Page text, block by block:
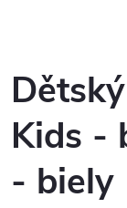
Kids -
- biely